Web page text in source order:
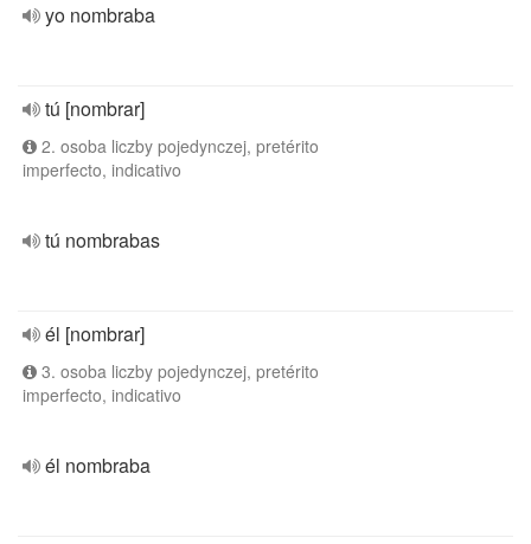
yo nombraba
tú [nombrar]
2. osoba liczby pojedynczej, pretérito
imperfecto, indicativo
tú nombrabas
él [nombrar]
3. osoba liczby pojedynczej, pretérito
imperfecto, indicativo
él nombraba